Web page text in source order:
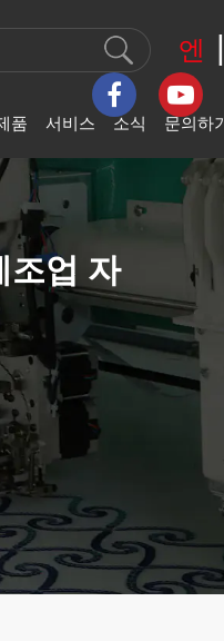
엔 |
품
랫 전산화 자수기
고속 자수기
스팽글 비즈 자수기
셔닐 & 체인스티치
기
일링 테이핑 자수
인스톤 핫 믹스 자
계
다기능혼합자수기
서비스 소식
회사 뉴스
산업 뉴스
전시 소식
문의하기
Feedback
조업 자